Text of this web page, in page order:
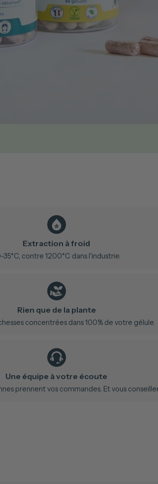
Extraction à froid
35°C, contre 1200°C dans l'industrie.
Rien que de la plante
concentrées dans 100% de votre gélule.
Une équipe à votre écoute
prennent vos commandes. Et vous